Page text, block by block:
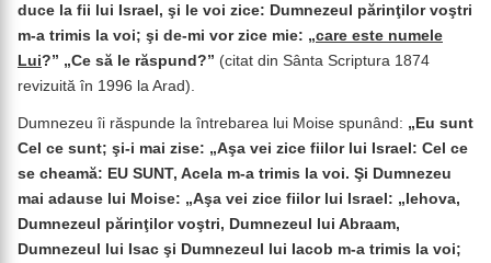
duce la fii lui Israel, şi le voi zice: Dumnezeul părinţilor voştri
m-a trimis la voi; şi de-mi vor zice mie: „care este numele
Lui?” „Ce să le răspund?” (citat din Sânta Scriptura 1874
revizuită în 1996 la Arad).
Dumnezeu îi răspunde la întrebarea lui Moise spunând: „Eu sunt
Cel ce sunt; şi-i mai zise: „Aşa vei zice fiilor lui Israel: Cel ce
se cheamă: EU SUNT, Acela m-a trimis la voi. Şi Dumnezeu
mai adause lui Moise: „Aşa vei zice fiilor lui Israel: „Iehova,
Dumnezeul părinţilor voştri, Dumnezeul lui Abraam,
Dumnezeul lui Isac şi Dumnezeul lui Iacob m-a trimis la voi;